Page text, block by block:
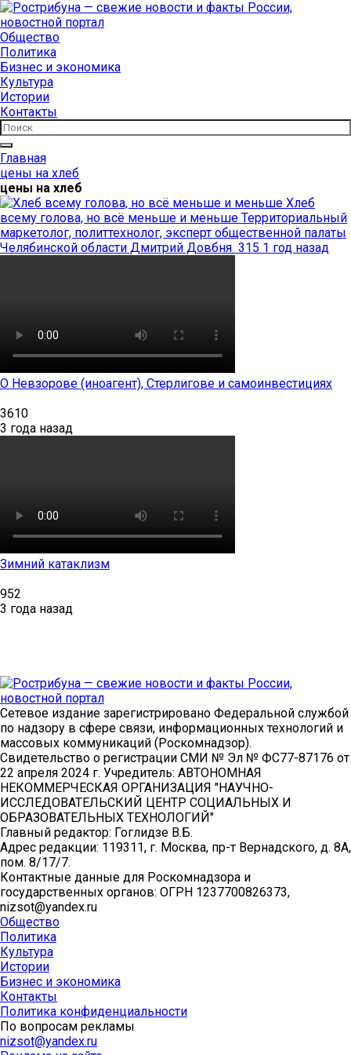
Общество
Политика
Бизнес и экономика
Культура
Истории
Контакты
Главная
цены на хлеб
цены на хлеб
Хлеб
всему голова, но всё меньше и меньше Территориальный
маркетолог, политтехнолог, эксперт общественной палаты
Челябинской области Дмитрий Довбня 315 1 год назад
О Невзорове (иноагент), Стерлигове и самоинвестициях
3610
3 года назад
Зимний катаклизм
952
3 года назад
Сетевое издание зарегистрировано Федеральной службой
по надзору в сфере связи, информационных технологий и
массовых коммуникаций (Роскомнадзор).
Свидетельство о регистрации СМИ № Эл № ФС77-87176 от
22 апреля 2024 г. Учредитель: АВТОНОМНАЯ
НЕКОММЕРЧЕСКАЯ ОРГАНИЗАЦИЯ "НАУЧНО-
ИССЛЕДОВАТЕЛЬСКИЙ ЦЕНТР СОЦИАЛЬНЫХ И
ОБРАЗОВАТЕЛЬНЫХ ТЕХНОЛОГИЙ"
Главный редактор: Гоглидзе В.Б.
Адрес редакции: 119311, г. Москва, пр-т Вернадского, д. 8А,
пом. 8/17/7.
Контактные данные для Роскомнадзора и
государственных органов: ОГРН 1237700826373,
nizsot@yandex.ru
Общество
Политика
Культура
Истории
Бизнес и экономика
Контакты
Политика конфиденциальности
По вопросам рекламы
nizsot@yandex.ru